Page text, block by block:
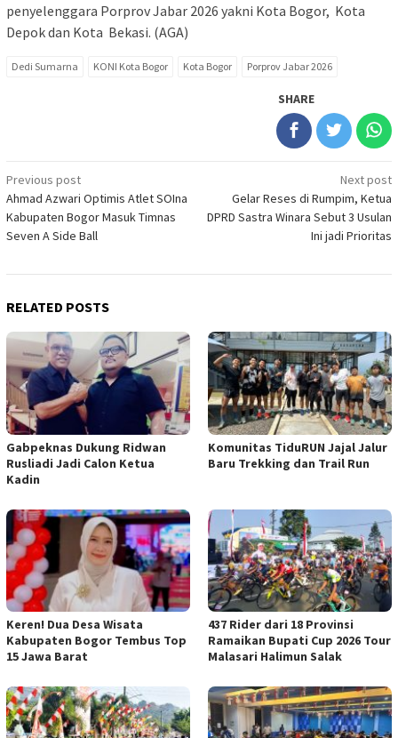
penyelenggara Porprov Jabar 2026 yakni Kota Bogor, Kota
Depok dan Kota Bekasi. (AGA)
Dedi Sumarna KONI Kota Bogor Kota Bogor Porprov Jabar 2026
SHARE
Post
navigation
Previous post
Ahmad Azwari Optimis Atlet SOIna
Kabupaten Bogor Masuk Timnas
Seven A Side Ball
Next post
Gelar Reses di Rumpim, Ketua
DPRD Sastra Winara Sebut 3 Usulan
Ini jadi Prioritas
RELATED POSTS
Gabpeknas Dukung Ridwan
Rusliadi Jadi Calon Ketua
Kadin
Komunitas TiduRUN Jajal Jalur
Baru Trekking dan Trail Run
Keren! Dua Desa Wisata
Kabupaten Bogor Tembus Top
15 Jawa Barat
437 Rider dari 18 Provinsi
Ramaikan Bupati Cup 2026 Tour
Malasari Halimun Salak